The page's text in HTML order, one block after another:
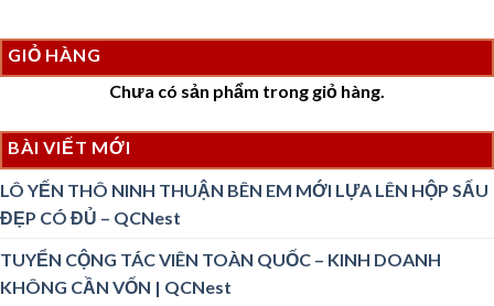
GIỎ HÀNG
Chưa có sản phẩm trong giỏ hàng.
BÀI VIẾT MỚI
LÔ YẾN THÔ NINH THUẬN BÊN EM MỚI LỰA LÊN HỘP SẤU
ĐẸP CÓ ĐỦ – QCNest
TUYỂN CỘNG TÁC VIÊN TOÀN QUỐC – KINH DOANH
KHÔNG CẦN VỐN | QCNest